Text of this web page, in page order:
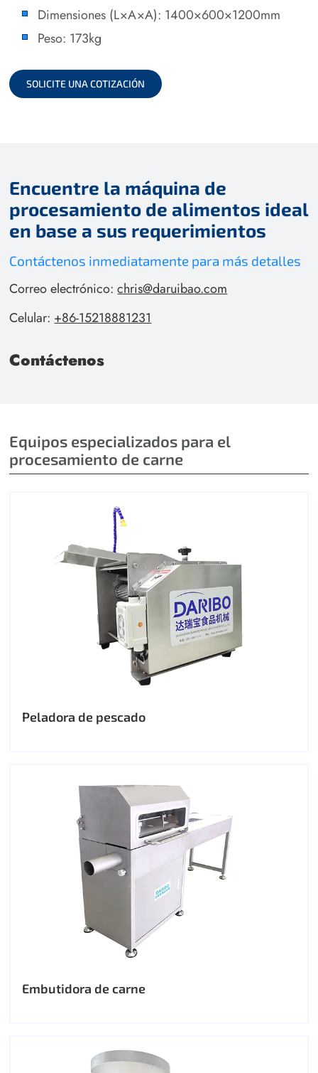
Dimensiones (L×A×A): 1400×600×1200mm
Peso: 173kg
SOLICITE UNA COTIZACIÓN
Encuentre la máquina de
procesamiento de alimentos ideal
en base a sus requerimientos
Contáctenos inmediatamente para más detalles
Correo electrónico:chris@daruibao.com
Celular: +86-15218881231
Contáctenos
Equipos especializados para el
procesamiento de carne
Peladora de pescado
Embutidora de carne